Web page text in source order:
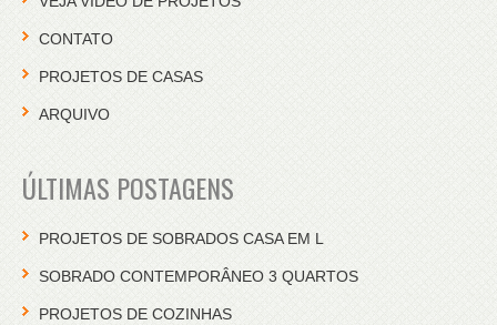
CONTATO
PROJETOS DE CASAS
ARQUIVO
ÚLTIMAS POSTAGENS
PROJETOS DE SOBRADOS CASA EM L
SOBRADO CONTEMPORÂNEO 3 QUARTOS
PROJETOS DE COZINHAS